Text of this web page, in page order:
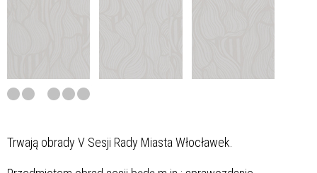
Trwają obrady V Sesji Rady Miasta Włocławek.